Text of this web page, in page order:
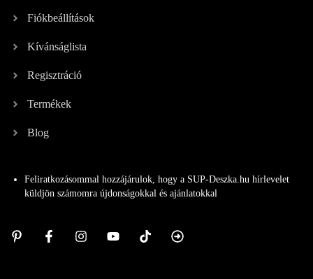
Fiókbeállítások
Kívánságlista
Regisztráció
Termékek
Blog
Feliratkozásommal hozzájárulok, hogy a SUP-Deszka.hu hírlevelet
küldjön számomra újdonságokkal és ajánlatokkal